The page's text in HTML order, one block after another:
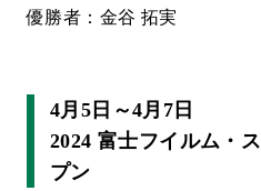
優勝者：金谷 拓実
4月5日～4月7日
2024 富士フイルム・
プン